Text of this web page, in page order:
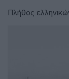
Πλήθος